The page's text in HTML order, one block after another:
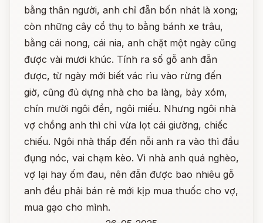
bằng thân người, anh chỉ đẵn bốn nhát là xong;
còn những cây cổ thụ to bằng bánh xe trâu,
bằng cái nong, cái nia, anh chặt một ngày cũng
được vài mươi khúc. Tính ra số gỗ anh đẵn
được, từ ngày mới biết vác rìu vào rừng đến
giờ, cũng đủ dựng nhà cho ba làng, bảy xóm,
chín mười ngôi đền, ngôi miếu. Nhưng ngôi nhà
vợ chồng anh thì chỉ vừa lọt cái giường, chiếc
chiếu. Ngôi nhà thấp đến nỗi anh ra vào thì đầu
đụng nóc, vai chạm kèo. Vì nhà anh quá nghèo,
vợ lại hay ốm đau, nên đẵn được bao nhiêu gỗ
anh đều phải bán rẻ mới kịp mua thuốc cho vợ,
mua gạo cho mình.